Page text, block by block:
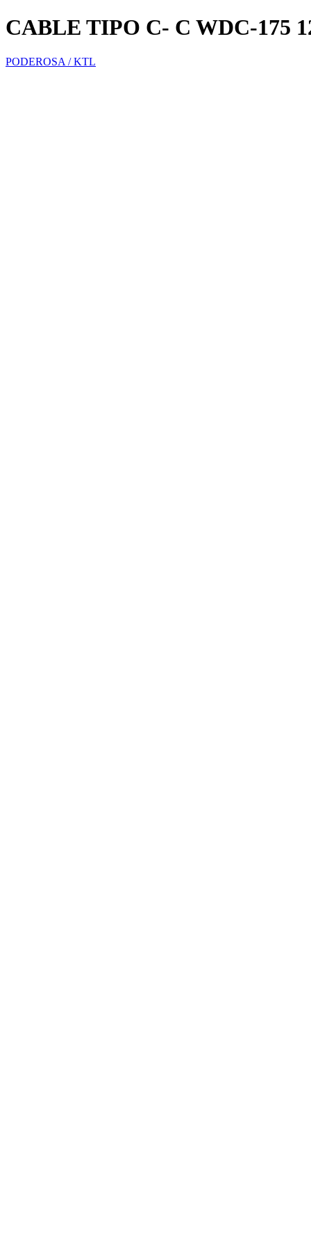
CABLE TIPO C- C WDC-175
PODEROSA / KTL